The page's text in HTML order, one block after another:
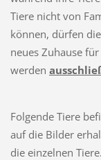
Tiere nicht von
können, dürfen
neues Zuhause
werden
Folgende Tiere
auf die Bilder
die einzelnen Tiere.